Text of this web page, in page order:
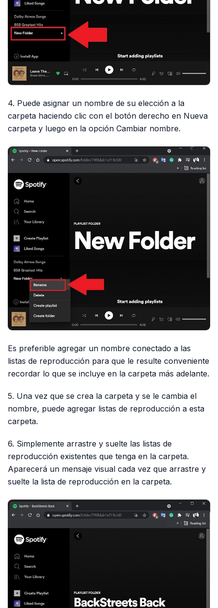
4. Puede asignar un nombre de su elección a la
carpeta haciendo clic con el botón derecho en Nueva
carpeta y luego en la opción Cambiar nombre.
Es preferible agregar un nombre conectado a las
listas de reproducción para que le resulte conveniente
recordar lo que se incluye en la carpeta más adelante.
5. Una vez que se crea la carpeta y se le cambia el
nombre, puede agregar listas de reproducción a esta
carpeta.
6. Simplemente arrastre y suelte las listas de
reproducción existentes que tenga en la carpeta.
Aparecerá un mensaje visual cada vez que arrastre y
suelte la lista de reproducción en la carpeta.